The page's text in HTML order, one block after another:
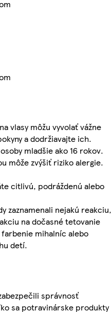
vlasy môžu vyvolať vážne
a dodržiavajte ich.
mladšie ako 16 rokov.
môže zvýšiť riziko alergie.
citlivú, podráždenú alebo
zaznamenali nejakú reakciu,
na dočasné tetovanie
mihalníc alebo
detí.
správnosť
sa potravinárske produkty